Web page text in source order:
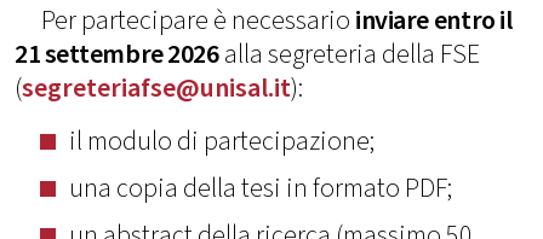
Per partecipare è necessarioinviareentro il
21 settembre 2026alla segreteria della FSE
(segreteriafse@unisal.it):
il modulo di partecipazione;
una copia della tesi in formato PDF;